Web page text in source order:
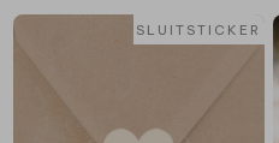
SLUITSTICKER